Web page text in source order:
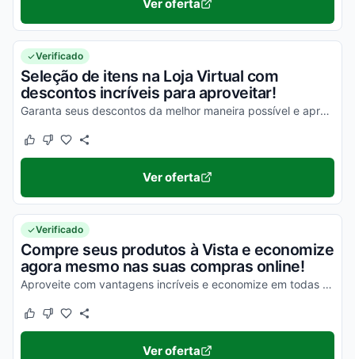
Ver oferta
Verificado
Seleção de itens na Loja Virtual com
descontos incríveis para aproveitar!
Garanta seus descontos da melhor maneira possível e aproveite para economizar agora mesmo!
Este cupom funcionou
Este cupom não funcionou
Ver oferta
Verificado
Compre seus produtos à Vista e economize
agora mesmo nas suas compras online!
Aproveite com vantagens incríveis e economize em todas as suas compras online ainda hoje!
Este cupom funcionou
Este cupom não funcionou
Ver oferta